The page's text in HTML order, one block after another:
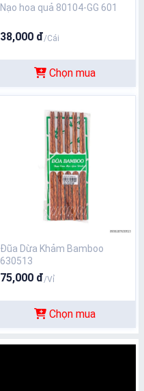
Nạo hoa quả 80104-GG 601
38,000 đ/Cái
Chọn mua
Đũa Dừa Khảm Bamboo
630513
75,000 đ/Vỉ
Chọn mua